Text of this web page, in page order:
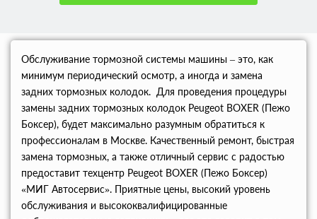
Обслуживание тормозной системы машины – это, как
минимум периодический осмотр, а иногда и замена
задних тормозных колодок. Для проведения процедуры
замены задних тормозных колодок Peugeot BOXER (Пежо
Боксер), будет максимально разумным обратиться к
профессионалам в Москве. Качественный ремонт, быстрая
замена тормозных, а также отличный сервис с радостью
предоставит техцентр Peugeot BOXER (Пежо Боксер)
«МИГ Автосервис». Приятные цены, высокий уровень
обслуживания и высококвалифицированные